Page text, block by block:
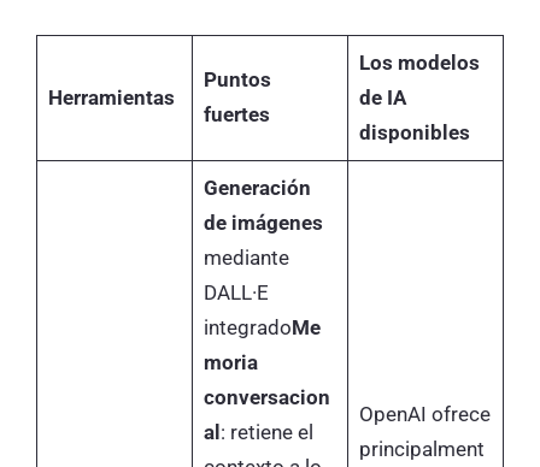
Herramientas
Puntos
fuertes
Los modelos
de IA
disponibles
Generación
de imágenes
mediante
DALL·E
integradoMe
moria
conversacion
al: retiene el
OpenAI ofrece
principalment